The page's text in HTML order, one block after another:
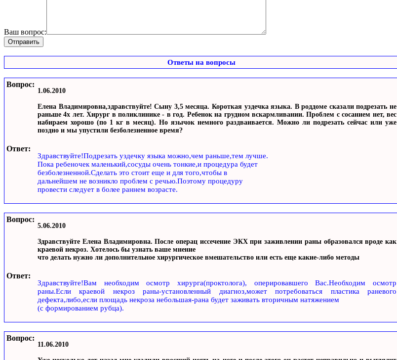
Ваш вопрос:
Ответы на вопросы
Вопрос:
1.06.2010
Елена Владимировна,здравствуйте! Сыну 3,5 месяца. Короткая уздечка языка. В роддоме сказали подрезать не
раньше 4х лет. Хирург в поликлинике - в год. Ребенок на грудном вскармливании. Проблем с сосанием нет, вес
набираем хорошо (по 1 кг в месяц). Но язычок немного раздваивается. Можно ли подрезать сейчас или уже
поздно и мы упустили безболезненное время?
Ответ:
Здравствуйте!Подрезать уздечку языка можно,чем раньше,тем лучше.
Пока ребеночек маленький,сосуды очень тонкие,и процедура будет
безболезненной.Сделать это стоит еще и для того,чтобы в
дальнейшем не возникло проблем с речью.Поэтому процедуру
провести следует в более раннем возрасте.
Вопрос:
5.06.2010
Здравствуйте Елена Владимировна. После операц иссечение ЭКХ при заживлении раны образовался вроде как
краевой некроз. Хотелось бы узнать ваше мнение
что делать нужно ли дополнительное хирургическое вмешательство или есть еще какие-либо методы
Ответ:
Здравствуйте!Вам необходим осмотр хирурга(проктолога), оперировавшего Вас.Необходим осмотр
раны.Если краевой некроз раны-установленный диагноз,может потребоваться пластика раневого
дефекта,либо,если площадь некроза небольшая-рана будет заживать вторичным натяжением
(с формированием рубца).
Вопрос:
11.06.2010